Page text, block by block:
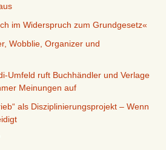
im Widerspruch zum Grundgesetz«
Wobblie, Organizer und
Umfeld ruft Buchhändler und Verlage
Meinungen auf
als Disziplinierungsprojekt – Wenn